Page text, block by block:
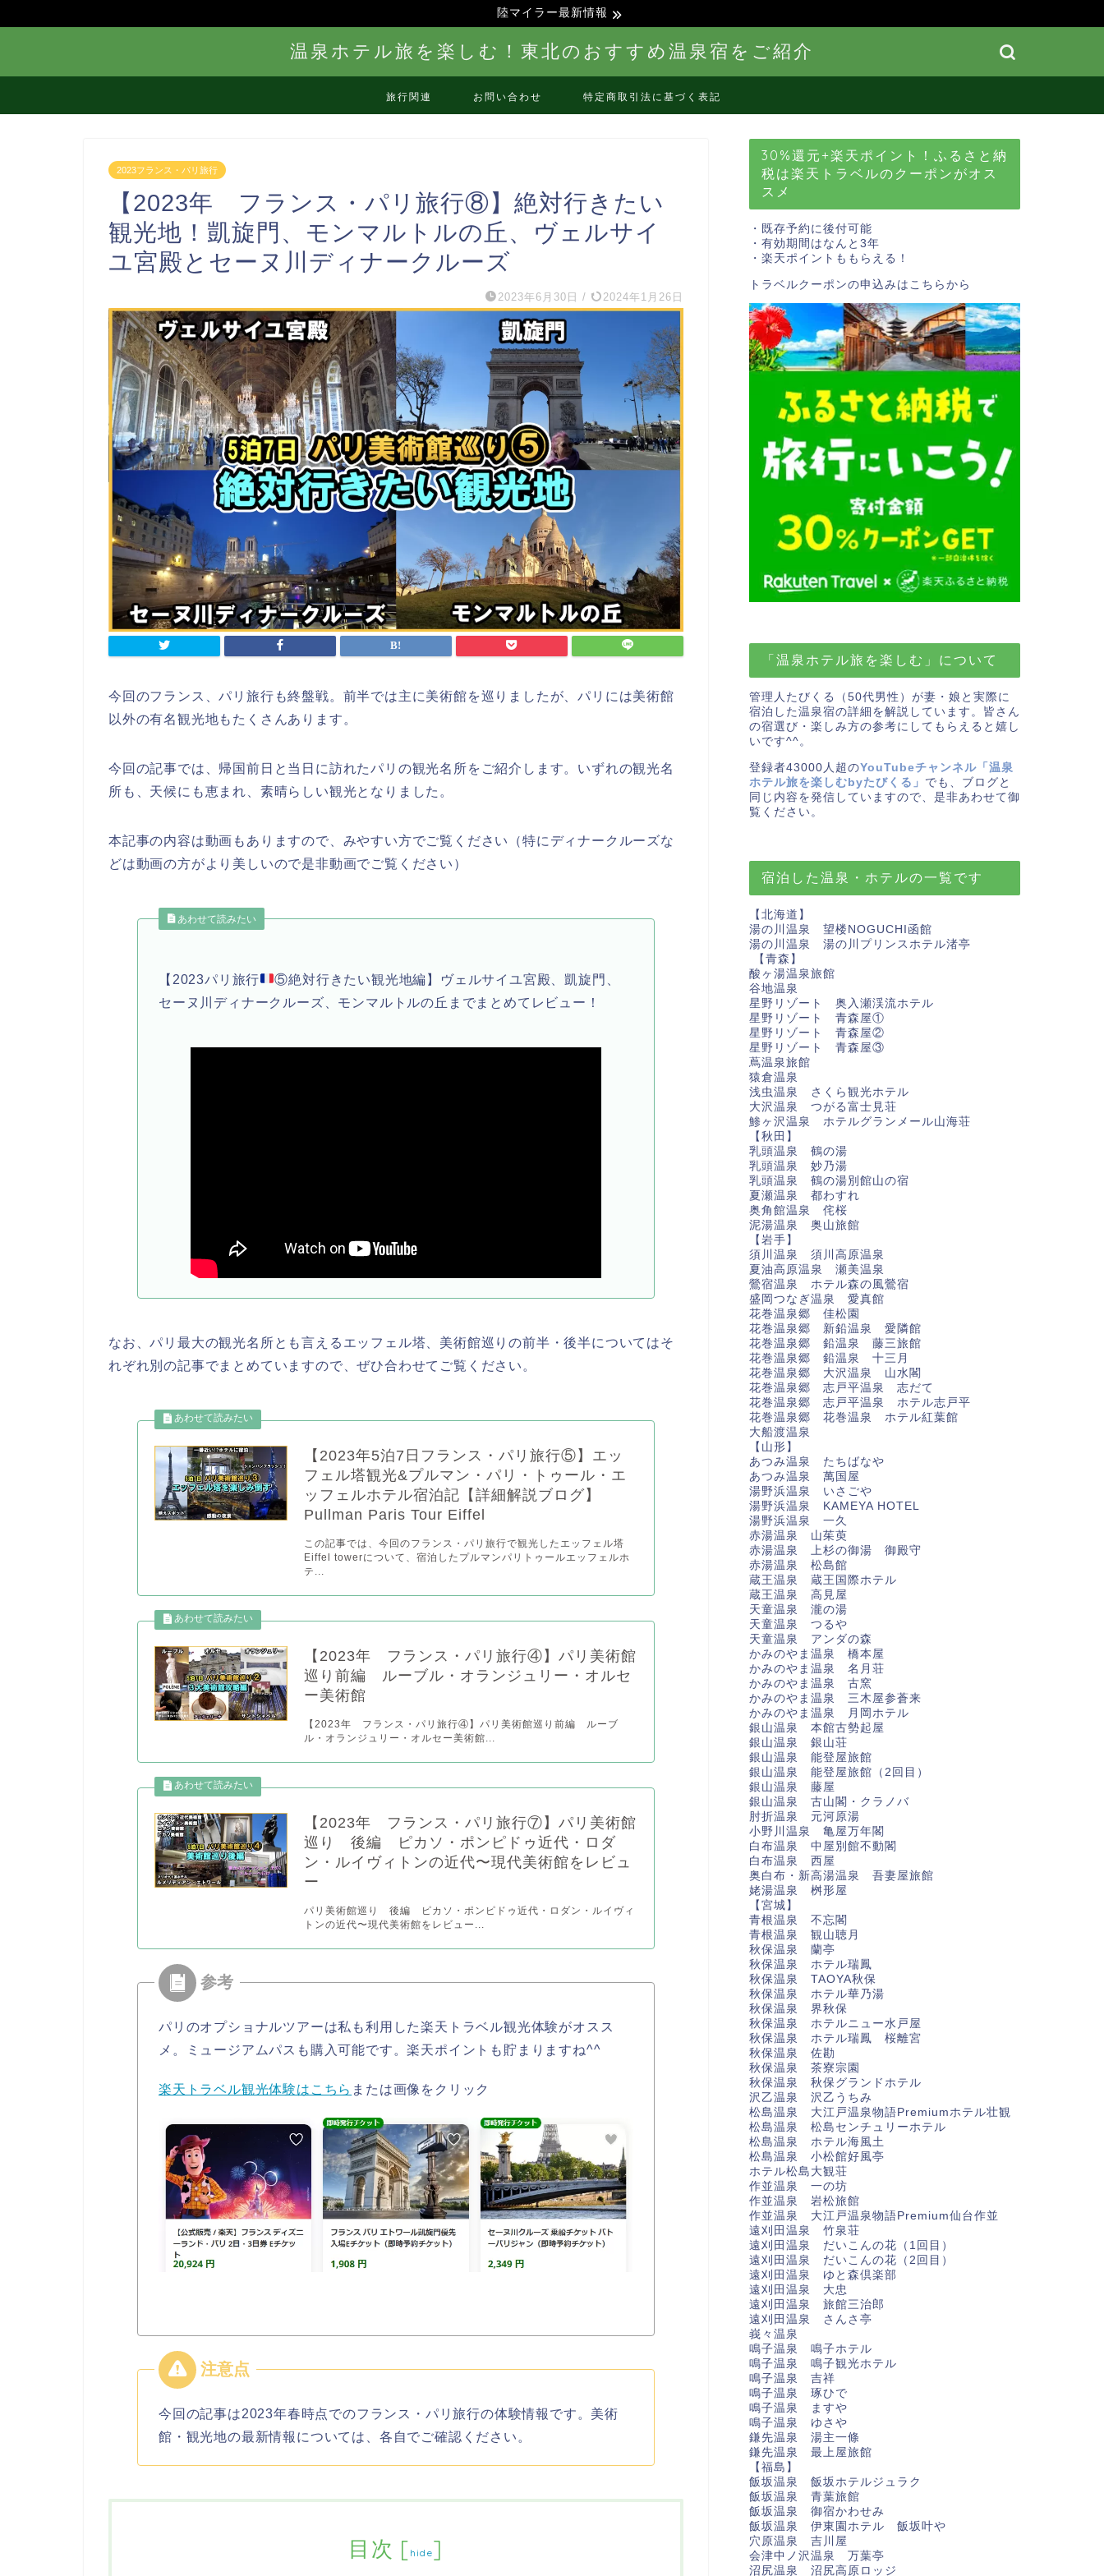
陸マイラー最新情報
温泉ホテル旅を楽しむ！東北のおすすめ温泉宿をご紹介
旅行関連 お問い合わせ 特定商取引法に基づく表記
2023フランス・パリ旅行
【2023年 フランス・パリ旅行⑧】絶対行きたい
観光地！凱旋門、モンマルトルの丘、ヴェルサイ
ユ宮殿とセーヌ川ディナークルーズ
2023年6月30日 / 2024年1月26日
今回のフランス、パリ旅行も終盤戦。前半では主に美術館を巡りましたが、パリには美術館
以外の有名観光地もたくさんあります。
今回の記事では、帰国前日と当日に訪れたパリの観光名所をご紹介します。いずれの観光名
所も、天候にも恵まれ、素晴らしい観光となりました。
本記事の内容は動画もありますので、みやすい方でご覧ください（特にディナークルーズな
どは動画の方がより美しいので是非動画でご覧ください）
あわせて読みたい
【2023パリ旅行
⑤絶対行きたい観光地編】ヴェルサイユ宮殿、凱旋門、
セーヌ川ディナークルーズ、モンマルトルの丘までまとめてレビュー！
なお、パリ最大の観光名所とも言えるエッフェル塔、美術館巡りの前半・後半についてはそ
れぞれ別の記事でまとめていますので、ぜひ合わせてご覧ください。
【2023年5泊7日フランス・パリ旅行⑤】エッ
フェル塔観光&プルマン・パリ・トゥール・エ
ッフェルホテル宿泊記【詳細解説ブログ】
Pullman Paris Tour Eiffel
この記事では、今回のフランス・パリ旅行で観光したエッフェル塔
Eiffel towerについて、宿泊したプルマンパリトゥールエッフェルホ
テ...
【2023年 フランス・パリ旅行④】パリ美術館
巡り前編 ルーブル・オランジュリー・オルセ
ー美術館
【2023年 フランス・パリ旅行④】パリ美術館巡り前編 ルーブ
ル・オランジュリー・オルセー美術館...
【2023年 フランス・パリ旅行⑦】パリ美術館
巡り 後編 ピカソ・ポンピドゥ近代・ロダ
ン・ルイヴィトンの近代〜現代美術館をレビュ
ー
パリ美術館巡り 後編 ピカソ・ポンピドゥ近代・ロダン・ルイヴィ
トンの近代〜現代美術館をレビュー...
パリのオプショナルツアーは私も利用した楽天トラベル観光体験がオスス
メ。ミュージアムパスも購入可能です。楽天ポイントも貯まりますね^^
楽天トラベル観光体験はこちら または画像をクリック
今回の記事は2023年春時点でのフランス・パリ旅行の体験情報です。美術
館・観光地の最新情報については、各自でご確認ください。
目次 [ hide]
30%還元+楽天ポイント！ふるさと納
税は楽天トラベルのクーポンがオス
スメ
・既存予約に後付可能
・有効期間はなんと3年
・楽天ポイントももらえる！
トラベルクーポンの申込みはこちら から
「温泉ホテル旅を楽しむ」について
管理人たびくる（50代男性）が妻・娘と実際に
宿泊した温泉宿の詳細を解説しています。皆さん
の宿選び・楽しみ方の参考にしてもらえると嬉し
いです^^。
登録者43000人超のYouTubeチャンネル「温泉
ホテル旅を楽しむbyたびくる」 でも、ブログと
同じ内容を発信していますので、是非あわせて御
覧ください。
宿泊した温泉・ホテルの一覧です
【北海道】
湯の川温泉 望楼NOGUCHI函館
湯の川温泉 湯の川プリンスホテル渚亭
【青森】
酸ヶ湯温泉旅館
谷地温泉
星野リゾート 奥入瀬渓流ホテル
星野リゾート 青森屋①
星野リゾート 青森屋②
星野リゾート 青森屋③
蔦温泉旅館
猿倉温泉
浅虫温泉 さくら観光ホテル
大沢温泉 つがる富士見荘
鯵ヶ沢温泉 ホテルグランメール山海荘
【秋田】
乳頭温泉 鶴の湯
乳頭温泉 妙乃湯
乳頭温泉 鶴の湯別館山の宿
夏瀬温泉 都わすれ
奥角館温泉 侘桜
泥湯温泉 奥山旅館
【岩手】
須川温泉 須川高原温泉
夏油高原温泉 瀬美温泉
鶯宿温泉 ホテル森の風鶯宿
盛岡つなぎ温泉 愛真館
花巻温泉郷 佳松園
花巻温泉郷 新鉛温泉 愛隣館
花巻温泉郷 鉛温泉 藤三旅館
花巻温泉郷 鉛温泉 十三月
花巻温泉郷 大沢温泉 山水閣
花巻温泉郷 志戸平温泉 志だて
花巻温泉郷 志戸平温泉 ホテル志戸平
花巻温泉郷 花巻温泉 ホテル紅葉館
大船渡温泉
【山形】
あつみ温泉 たちばなや
あつみ温泉 萬国屋
湯野浜温泉 いさごや
湯野浜温泉 KAMEYA HOTEL
湯野浜温泉 一久
赤湯温泉 山茱萸
赤湯温泉 上杉の御湯 御殿守
赤湯温泉 松島館
蔵王温泉 蔵王国際ホテル
蔵王温泉 高見屋
天童温泉 瀧の湯
天童温泉 つるや
天童温泉 アンダの森
かみのやま温泉 橋本屋
かみのやま温泉 名月荘
かみのやま温泉 古窯
かみのやま温泉 三木屋参蒼来
かみのやま温泉 月岡ホテル
銀山温泉 本館古勢起屋
銀山温泉 銀山荘
銀山温泉 能登屋旅館
銀山温泉 能登屋旅館（2回目）
銀山温泉 藤屋
銀山温泉 古山閣・クラノバ
肘折温泉 元河原湯
小野川温泉 亀屋万年閣
白布温泉 中屋別館不動閣
白布温泉 西屋
奥白布・新高湯温泉 吾妻屋旅館
姥湯温泉 桝形屋
【宮城】
青根温泉 不忘閣
青根温泉 観山聴月
秋保温泉 蘭亭
秋保温泉 ホテル瑞鳳
秋保温泉 TAOYA秋保
秋保温泉 ホテル華乃湯
秋保温泉 界秋保
秋保温泉 ホテルニュー水戸屋
秋保温泉 ホテル瑞鳳 桜離宮
秋保温泉 佐勘
秋保温泉 茶寮宗園
秋保温泉 秋保グランドホテル
沢乙温泉 沢乙うちみ
松島温泉 大江戸温泉物語Premiumホテル壮観
松島温泉 松島センチュリーホテル
松島温泉 ホテル海風土
松島温泉 小松館好風亭
ホテル松島大観荘
作並温泉 一の坊
作並温泉 岩松旅館
作並温泉 大江戸温泉物語Premium仙台作並
遠刈田温泉 竹泉荘
遠刈田温泉 だいこんの花（1回目）
遠刈田温泉 だいこんの花（2回目）
遠刈田温泉 ゆと森倶楽部
遠刈田温泉 大忠
遠刈田温泉 旅館三治郎
遠刈田温泉 さんさ亭
峩々温泉
鳴子温泉 鳴子ホテル
鳴子温泉 鳴子観光ホテル
鳴子温泉 吉祥
鳴子温泉 琢ひで
鳴子温泉 ますや
鳴子温泉 ゆさや
鎌先温泉 湯主一條
鎌先温泉 最上屋旅館
【福島】
飯坂温泉 飯坂ホテルジュラク
飯坂温泉 青葉旅館
飯坂温泉 御宿かわせみ
飯坂温泉 伊東園ホテル 飯坂叶や
穴原温泉 吉川屋
会津中ノ沢温泉 万葉亭
沼尻温泉 沼尻高原ロッジ